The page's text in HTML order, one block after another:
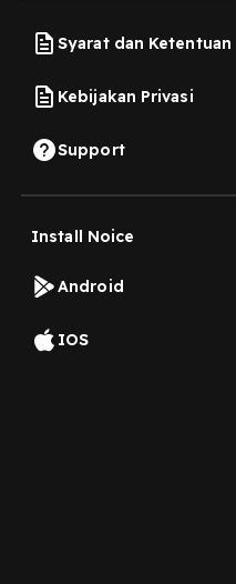
Syarat dan Ketentuan
Kebijakan Privasi
Support
Install Noice
Android
IOS